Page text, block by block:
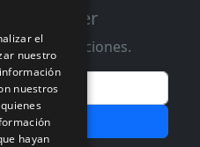
Newsletter
y promociones.
el
nuestro
nuestros
hayan